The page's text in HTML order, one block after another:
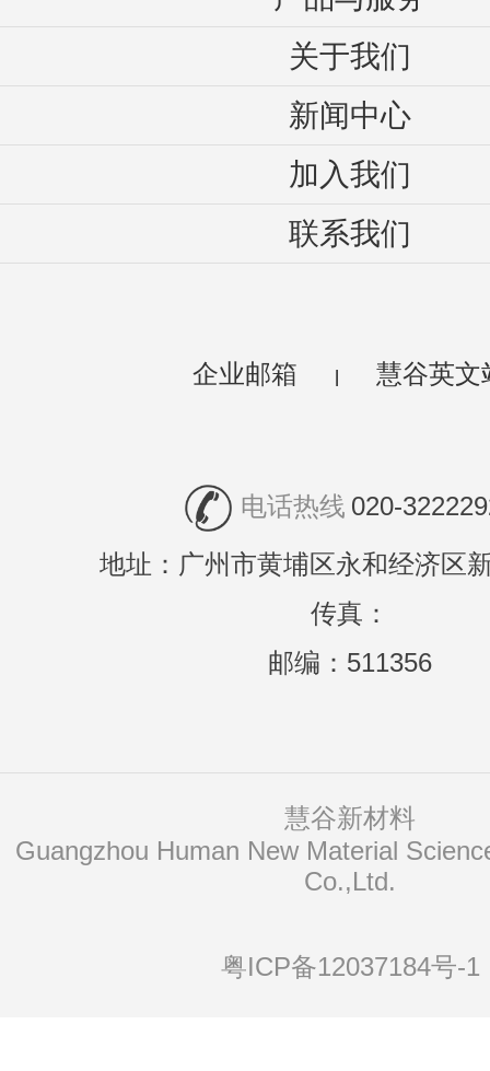
关于我们
新闻中心
加入我们
联系我们
企业邮箱 慧谷英文
电话热线 020-
地址：广州市黄埔区永和经济区
传真：
邮编：511356
慧谷新材料
Co.,Ltd.
粤ICP备12037184号-1